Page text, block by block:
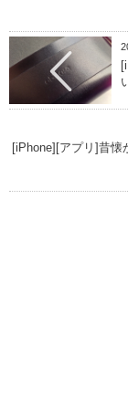
[iPhone][アプリ]昔懐